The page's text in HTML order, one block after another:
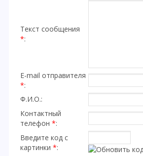
Текст сообщения
*:
E-mail отправителя
*:
Ф.И.О.:
Контактный
телефон *:
Введите код с
картинки *: